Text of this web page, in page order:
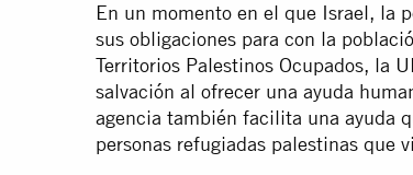
En un momento en el que Israel, la
sus obligaciones para con la
Territorios Palestinos Ocupados, la
salvación al ofrecer una ayuda
agencia también facilita una ayuda
personas refugiadas palestinas que